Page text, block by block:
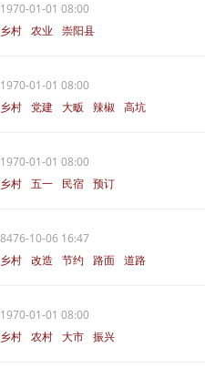
1970-01-01 08:00
乡村 农业 崇阳县
1970-01-01 08:00
乡村 党建 大畈 辣椒 高坑
1970-01-01 08:00
乡村 五一 民宿 预订
8476-10-06 16:47
乡村 改造 节约 路面 道路
1970-01-01 08:00
乡村 农村 大市 振兴